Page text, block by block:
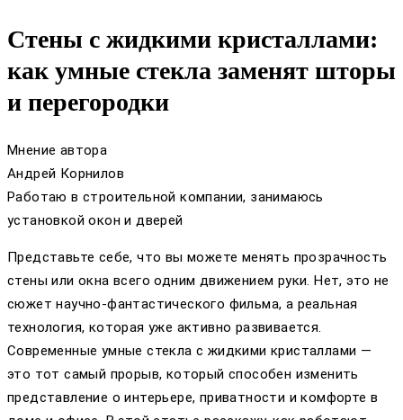
Стены с жидкими кристаллами:
как умные стекла заменят шторы
и перегородки
Мнение автора
Андрей Корнилов
Работаю в строительной компании, занимаюсь
установкой окон и дверей
Представьте себе, что вы можете менять прозрачность
стены или окна всего одним движением руки. Нет, это не
сюжет научно-фантастического фильма, а реальная
технология, которая уже активно развивается.
Современные умные стекла с жидкими кристаллами —
это тот самый прорыв, который способен изменить
представление о интерьере, приватности и комфорте в